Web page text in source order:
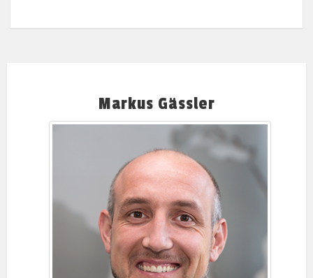
Markus Gässler